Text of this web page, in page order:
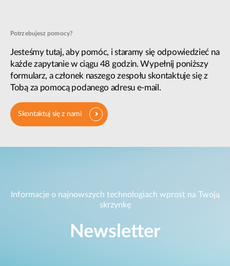
Potrzebujesz pomocy?
Jesteśmy tutaj, aby pomóc, i staramy się odpowiedzieć na
każde zapytanie w ciągu 48 godzin. Wypełnij poniższy
formularz, a członek naszego zespołu skontaktuje się z
Tobą za pomocą podanego adresu e-mail.
Skontaktuj się z nami
Informacje o najnowszych technologiach wprost na Twoją
skrzynkę
Newsletter